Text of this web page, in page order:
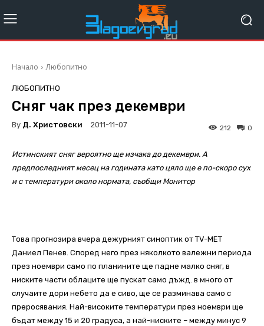
Начало Любопитно
ЛЮБОПИТНО
Сняг чак през декември
By Д. Христовски 2011-11-07 0
212
Истинският сняг вероятно ще изчака до декември. А
предпоследният месец на годината като цяло ще е по-скоро сух
и с температури около нормата, съобщи Монитор
Това прогнозира вчера дежурният синоптик от TV-MET
Даниел Пенев. Според него през няколкото валежни периода
през ноември само по планините ще падне малко сняг, в
ниските части облаците ще пускат само дъжд. в много от
случаите дори небето да е сиво, ще се разминава само с
преросявания. Най-високите температури през ноември ще
бъдат между 15 и 20 градуса, а най-ниските – между минус 9